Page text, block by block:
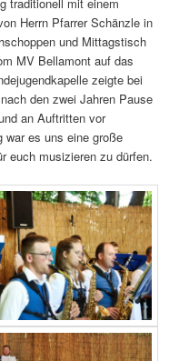
Herrn Pfarrer Schänzle in
und Mittagstisch
MV Bellamont auf das
zeigte bei
den zwei Jahren Pause
an Auftritten vor
war es uns eine große
euch musizieren zu dürfen.